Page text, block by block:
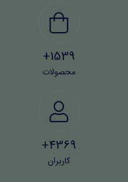
1539+
محصولات
4369+
کاربران